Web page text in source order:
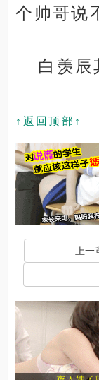
个帅哥说
白羡辰
↑返回顶部↑
上一